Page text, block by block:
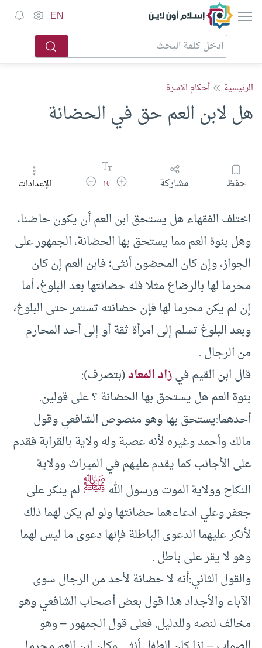
إسلام أون لاين EN
الرئيسية أحكام الاسرة
هل لابن العم حق في الحضانة
حفظ مشاركة زيادة حجم الخط
16 تقليل حجم الخطالإعدادات
اختلف الفقهاء هل يستحق ابن العم أن يكون حاضنا،
وهل بنوة العم مما يستحق بها الحضانة، الجمهور على
الجواز، وإن كان المحضون أنثى؛ فابن العم إن كان
محرما لها بالرضاع مثلا فله حضانتها بعد البلوغ، أما
إن لم يكن محرما لها فإن حضانته تستمر حتى البلوغ،
وبعد البلوغ تسلم إلى امرأة ثقة أو إلى أحد المحارم
من الرجال .
قال ابن القيم فيزاد المعاد(بتصرف):
بنوة العم هل يستحق بها الحضانة ؟ على قولين.
أحدهما:يستحق بها وهو منصوص الشافعي وقول
مالك وأحمد وغيره لأنه عصبة وله ولاية بالقرابة فقدم
على الأجانب كما يقدم عليهم في الميراث وولاية
النكاح وولاية الموت ورسول اللهﷺلم ينكر على
جعفر وعلي ادعاءهما حضانتها ولو لم يكن لهما ذلك
لأنكر عليهما الدعوى الباطلة فإنها دعوى ما ليس لهما
وهو لا يقر على باطل .
والقول الثاني:أنه لا حضانة لأحد من الرجال سوى
الآباء والأجداد هذا قول بعض أصحاب الشافعي وهو
مخالف لنصه وللدليل. فعلى قول الجمهور – وهو